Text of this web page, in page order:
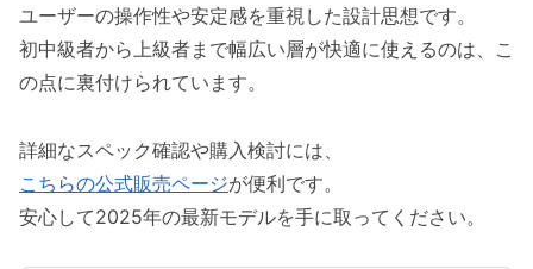
ユーザーの操作性や安定感を重視した設計思想です。
初中級者から上級者まで幅広い層が快適に使えるのは、こ
の点に裏付けられています。
詳細なスペック確認や購入検討には、
こちらの公式販売ページが便利です。
安心して2025年の最新モデルを手に取ってください。